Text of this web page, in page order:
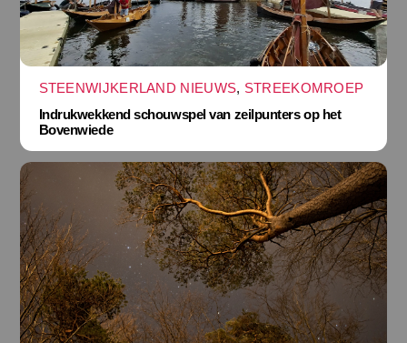
STEENWIJKERLAND NIEUWS, STREEKOMROEP
Indrukwekkend schouwspel van zeilpunters op het
Bovenwiede